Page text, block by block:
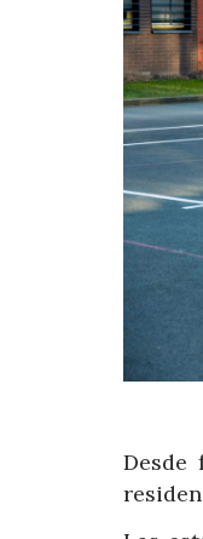
Desde